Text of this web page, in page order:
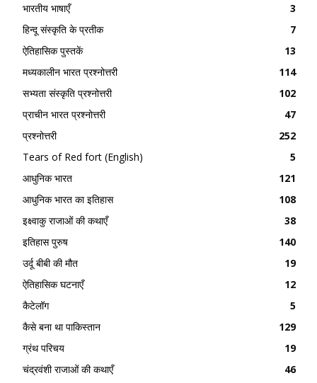
भारतीय भाषाएँ
3
हिन्दू संस्कृति के प्रतीक
7
ऐतिहासिक पुस्तकें
13
मध्यकालीन भारत प्रश्नोत्तरी
114
सभ्यता संस्कृति प्रश्नोत्तरी
102
प्राचीन भारत प्रश्नोत्तरी
47
प्रश्नोत्तरी
252
Tears of Red fort (English)
5
आधुनिक भारत
121
आधुनिक भारत का इतिहास
108
इक्ष्वाकु राजाओं की कथाएँ
38
इतिहास पुरुष
140
उर्दू बीबी की मौत
19
ऐतिहासिक घटनाएँ
12
कैटेलॉग
5
कैसे बना था पाकिस्तान
129
ग्रंथ परिचय
19
चंद्रवंशी राजाओं की कथाएँ
46